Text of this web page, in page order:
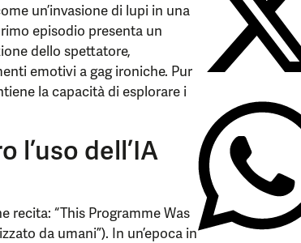
un’invasione di lupi in una
episodio presenta un
dello spettatore,
emotivi a gag ironiche. Pur
la capacità di esplorare i
l’uso dell’IA
recita: “This Programme Was
da umani”). In un’epoca in